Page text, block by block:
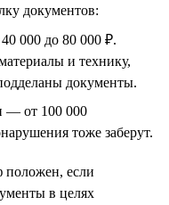
документов:
000 до 80 000 ₽.
и технику,
документы.
— от 100 000
тоже заберут.
если
в целях